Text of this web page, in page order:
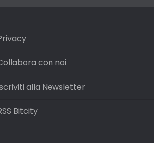
con noi
alla Newsletter
Bitcity